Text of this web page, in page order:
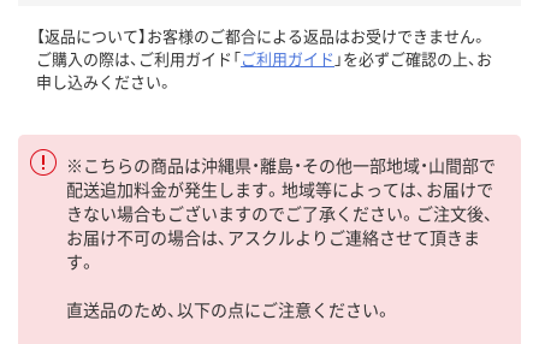
【返品について】お客様のご都合による返品はお受けできません。
ご購入の際は、ご利用ガイド「ご利用ガイド 」を必ずご確認の上、お
申し込みください。
※こちらの商品は沖縄県・離島・その他一部地域・山間部で
配送追加料金が発生します。地域等によっては、お届けで
きない場合もございますのでご了承ください。ご注文後、
お届け不可の場合は、アスクルよりご連絡させて頂きま
す。
直送品のため、以下の点にご注意ください。